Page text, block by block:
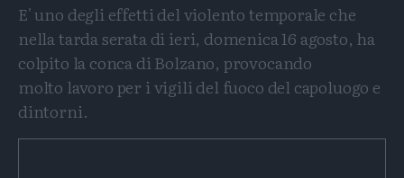
E' uno degli effetti del violento temporale che
nella tarda serata di ieri, domenica 16 agosto, ha
colpito la conca di Bolzano, provocando
molto lavoro per i vigili del fuoco del capoluogo e
dintorni.